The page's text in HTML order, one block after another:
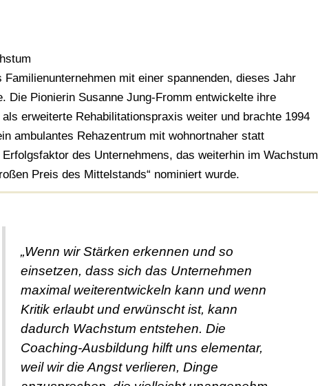
mit einer spannenden, dieses Jahr
Die Pionierin Susanne Jung-Fromm entwickelte ihre
erweiterte Rehabilitationspraxis weiter und brachte 1994
ambulantes Rehazentrum mit wohnortnaher statt
des Unternehmens, das weiterhin im Wachstum
Preis des Mittelstands“ nominiert wurde.
„Wenn wir Stärken erkennen und so
einsetzen, dass sich das Unternehmen
maximal weiterentwickeln kann und wenn
Kritik erlaubt und erwünscht ist, kann
dadurch Wachstum entstehen. Die
Coaching-Ausbildung hilft uns elementar,
weil wir die Angst verlieren, Dinge